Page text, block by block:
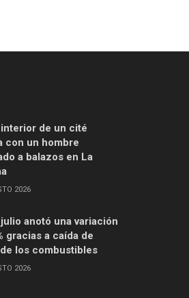
interior de un cité
con un hombre
a balazos en La
2026
julio anotó una variación
gracias a caída de
los combustibles
2026